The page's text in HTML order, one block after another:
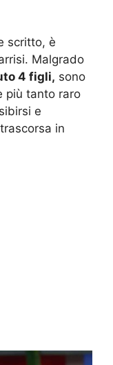
scritto, è
Malgrado
4 figli, sono
più tanto raro
e
in